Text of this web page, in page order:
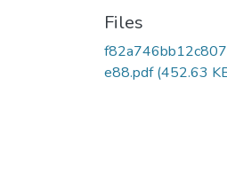
Files
e88.pdf(452.63